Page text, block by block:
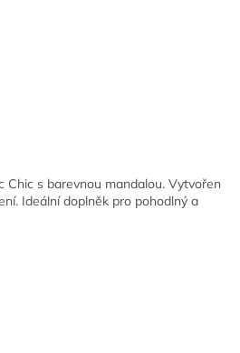
Chic s barevnou mandalou. Vytvořen
Ideální doplněk pro pohodlný a